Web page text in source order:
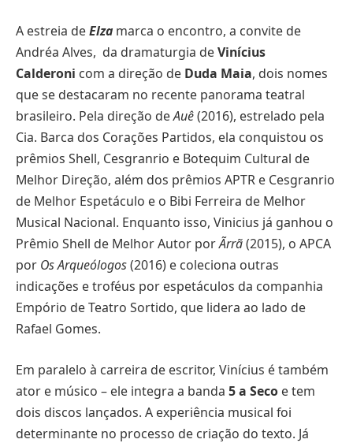
A estreia deElza marca o encontro, a convite de
Andréa Alves, da dramaturgia deVinícius
Calderoni com a direção de Duda Maia, dois nomes
que se destacaram no recente panorama teatral
brasileiro. Pela direção deAuê(2016), estrelado pela
Cia. Barca dos Corações Partidos, ela conquistou os
prêmios Shell, Cesgranrio e Botequim Cultural de
Melhor Direção, além dos prêmios APTR e Cesgranrio
de Melhor Espetáculo e o Bibi Ferreira de Melhor
Musical Nacional. Enquanto isso, Vinicius já ganhou o
Prêmio Shell de Melhor Autor porÃrrã(2015), o APCA
por Os Arqueólogos(2016) e coleciona outras
indicações e troféus por espetáculos da companhia
Empório de Teatro Sortido, que lidera ao lado de
Rafael Gomes.
Em paralelo à carreira de escritor, Vinícius é também
ator e músico – ele integra a banda 5 a Seco e tem
dois discos lançados. A experiência musical foi
determinante no processo de criação do texto. Já